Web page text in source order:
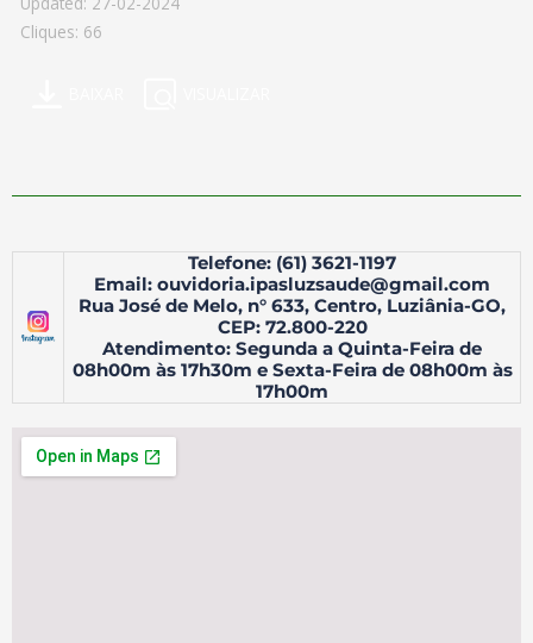
Cliques: 66
Telefone: (61) 3621-1197
Email: ouvidoria.ipasluzsaude@gmail.com
Rua José de Melo, n° 633, Centro, Luziânia-GO,
CEP: 72.800-220
Atendimento: Segunda a Quinta-Feira de
08h00m às 17h30m e Sexta-Feira de 08h00m às
17h00m